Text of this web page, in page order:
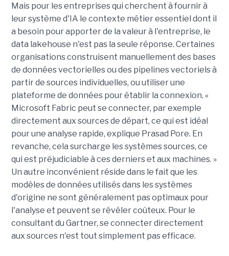
Mais pour les entreprises qui cherchent à fournir à
leur système d'IA le contexte métier essentiel dont il
a besoin pour apporter de la valeur à l'entreprise, le
data lakehouse n'est pas la seule réponse. Certaines
organisations construisent manuellement des bases
de données vectorielles ou des pipelines vectoriels à
partir de sources individuelles, ou utiliser une
plateforme de données pour établir la connexion. «
Microsoft Fabric peut se connecter, par exemple
directement aux sources de départ, ce qui est idéal
pour une analyse rapide, explique Prasad Pore. En
revanche, cela surcharge les systèmes sources, ce
qui est préjudiciable à ces derniers et aux machines. »
Un autre inconvénient réside dans le fait que les
modèles de données utilisés dans les systèmes
d'origine ne sont généralement pas optimaux pour
l'analyse et peuvent se révéler coûteux. Pour le
consultant du Gartner, se connecter directement
aux sources n'est tout simplement pas efficace.